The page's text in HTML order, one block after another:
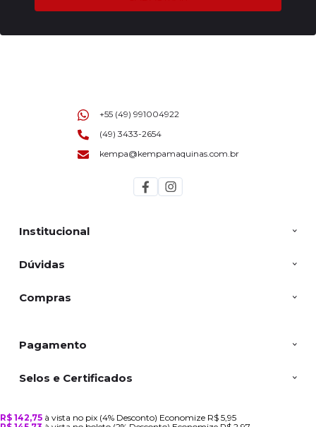
Institucional
Dúvidas
Compras
+55 (49) 991004922
(49) 3433-2654
kempa@kempamaquinas.com.br
Pagamento
Selos e Certificados
R$ 142,75 à vista no pix (4% Desconto) Economize R$ 5,95